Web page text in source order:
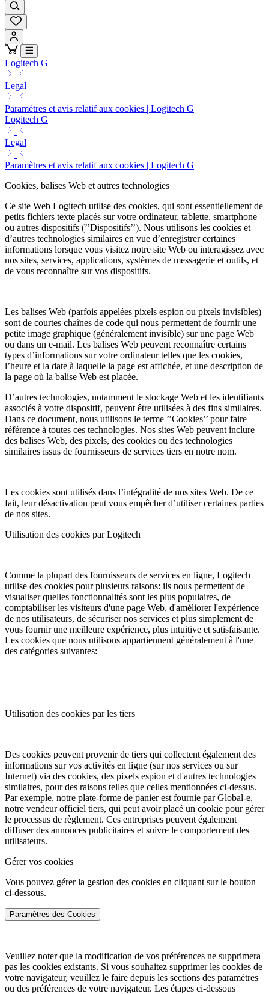
Logitech G
Legal
Paramètres et avis relatif aux cookies | Logitech G
Logitech G
Legal
Paramètres et avis relatif aux cookies | Logitech G
Cookies, balises Web et autres technologies
Ce site Web Logitech utilise des cookies, qui sont essentiellement de
petits fichiers texte placés sur votre ordinateur, tablette, smartphone
ou autres dispositifs (’’Dispositifs’’). Nous utilisons les cookies et
d’autres technologies similaires en vue d’enregistrer certaines
informations lorsque vous visitez notre site Web ou interagissez avec
nos sites, services, applications, systèmes de messagerie et outils, et
de vous reconnaître sur vos dispositifs.
Les balises Web (parfois appelées pixels espion ou pixels invisibles)
sont de courtes chaînes de code qui nous permettent de fournir une
petite image graphique (généralement invisible) sur une page Web
ou dans un e-mail. Les balises Web peuvent reconnaître certains
types d’informations sur votre ordinateur telles que les cookies,
l’heure et la date à laquelle la page est affichée, et une description de
la page où la balise Web est placée.
D’autres technologies, notamment le stockage Web et les identifiants
associés à votre dispositif, peuvent être utilisées à des fins similaires.
Dans ce document, nous utilisons le terme ’’Cookies’’ pour faire
référence à toutes ces technologies. Nos sites Web peuvent inclure
des balises Web, des pixels, des cookies ou des technologies
similaires issus de fournisseurs de services tiers en notre nom.
Les cookies sont utilisés dans l’intégralité de nos sites Web. De ce
fait, leur désactivation peut vous empêcher d’utiliser certaines parties
de nos sites.
Utilisation des cookies par Logitech
Comme la plupart des fournisseurs de services en ligne, Logitech
utilise des cookies pour plusieurs raisons: ils nous permettent de
visualiser quelles fonctionnalités sont les plus populaires, de
comptabiliser les visiteurs d'une page Web, d'améliorer l'expérience
de nos utilisateurs, de sécuriser nos services et plus simplement de
vous fournir une meilleure expérience, plus intuitive et satisfaisante.
Les cookies que nous utilisons appartiennent généralement à l'une
des catégories suivantes:
Utilisation des cookies par les tiers
Des cookies peuvent provenir de tiers qui collectent également des
informations sur vos activités en ligne (sur nos services ou sur
Internet) via des cookies, des pixels espion et d'autres technologies
similaires, pour des raisons telles que celles mentionnées ci-dessus.
Par exemple, notre plate-forme de panier est fournie par Global-e,
notre vendeur officiel tiers, qui peut avoir placé un cookie pour gérer
le processus de règlement. Ces entreprises peuvent également
diffuser des annonces publicitaires et suivre le comportement des
utilisateurs.
Gérer vos cookies
Vous pouvez gérer la gestion des cookies en cliquant sur le bouton
ci-dessous.
Paramètres des Cookies
Veuillez noter que la modification de vos préférences ne supprimera
pas les cookies existants. Si vous souhaitez supprimer les cookies de
votre navigateur, veuillez le faire depuis les sections des paramètres
ou des préférences de votre navigateur. Les étapes ci-dessous